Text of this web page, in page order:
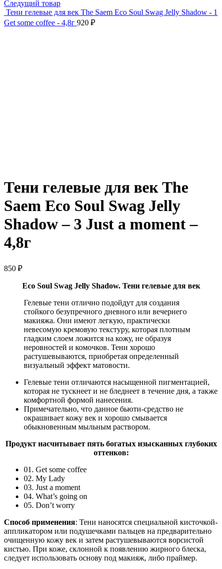
Следущий товар
Тени гелевые для век The Saem Eco Soul Swag Jelly Shadow - 1
Get some coffee - 4,8г 920 ₽
Тени гелевые для век The
Saem Eco Soul Swag Jelly
Shadow – 3 Just a moment –
4,8г
850 ₽
Eco Soul Swag Jelly Shadow. Тени гелевые для век
Гелевые тени отлично подойдут для создания
стойкого безупречного дневного или вечернего
макияжа. Они имеют легкую, практически
невесомую кремовую текстуру, которая плотным
гладким слоем ложится на кожу, не образуя
неровностей и комочков. Тени хорошо
растушевываются, приобретая определенный
визуальный эффект матовости.
Гелевые тени отличаются насыщенной пигментацией,
которая не тускнеет и не бледнеет в течение дня, а также
комфортной формой нанесения.
Примечательно, что данное бьюти-средство не
окрашивает кожу век и хорошо смывается
обыкновенным мыльным раствором.
Продукт насчитывает пять богатых изысканных глубоких
оттенков:
01. Get some coffee
02. My Lady
03. Just a moment
04. What’s going on
05. Don’t worry
Способ применения: Тени наносятся специальной кисточкой-
аппликатором или подушечками пальцев на предварительно
очищенную кожу век и затем растушевываются ворсистой
кистью. При коже, склонной к появлению жирного блеска,
следует использовать основу под макияж, либо праймер.